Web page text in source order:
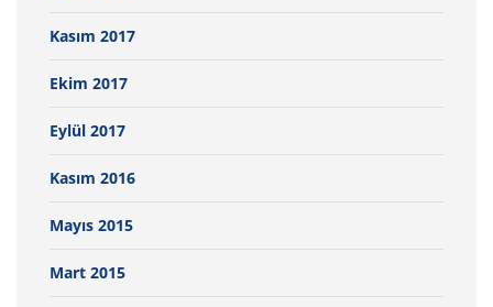
Kasım 2017
Ekim 2017
Eylül 2017
Kasım 2016
Mayıs 2015
Mart 2015